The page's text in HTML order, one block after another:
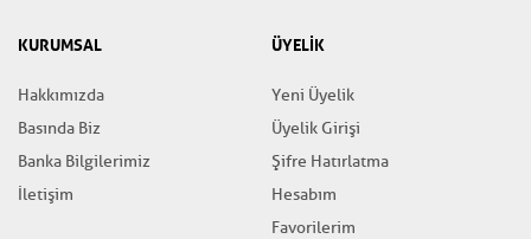
KURUMSAL
Hakkımızda
Basında Biz
Banka Bilgilerimiz
İletişim
ÜYELİK
Yeni Üyelik
Üyelik Girişi
Şifre Hatırlatma
Hesabım
Favorilerim